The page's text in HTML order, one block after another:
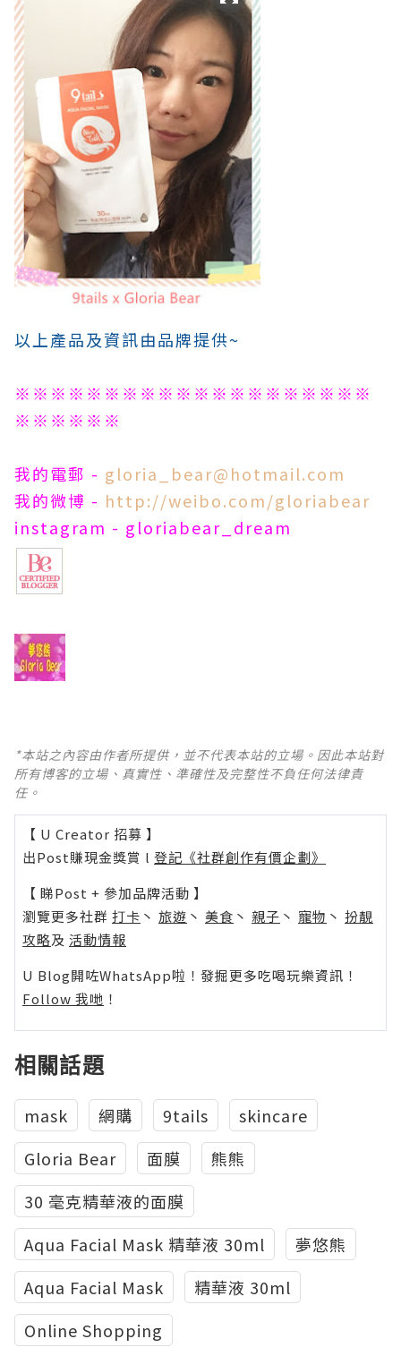
以上產品及資訊由品牌提供~
※※※※※※※※※※※※※※※※※※※※
※※※※※※
我的電郵 - gloria_bear@hotmail.com
我的微博 - http://weibo.com/gloriabear
instagram - gloriabear_dream
*本站之內容由作者所提供，並不代表本站的立場。因此本站對
所有博客的立場、真實性、準確性及完整性不負任何法律責
任。
【 U Creator 招募 】
出Post賺現金獎賞 l 登記《社群創作有價企劃》
【 睇Post + 參加品牌活動 】
瀏覽更多社群 打卡 丶 旅遊 丶 美食 丶 親子 丶 寵物 丶 扮靚
攻略及 活動情報
U Blog開咗WhatsApp啦！發掘更多吃喝玩樂資訊！
Follow 我哋 ！
相關話題
mask 網購 9tails
skincare
Gloria Bear
面膜
熊熊
30 毫克精華液的面膜
Aqua Facial Mask 精華液 30ml
夢悠熊
Aqua Facial Mask
精華液 30ml
Online Shopping